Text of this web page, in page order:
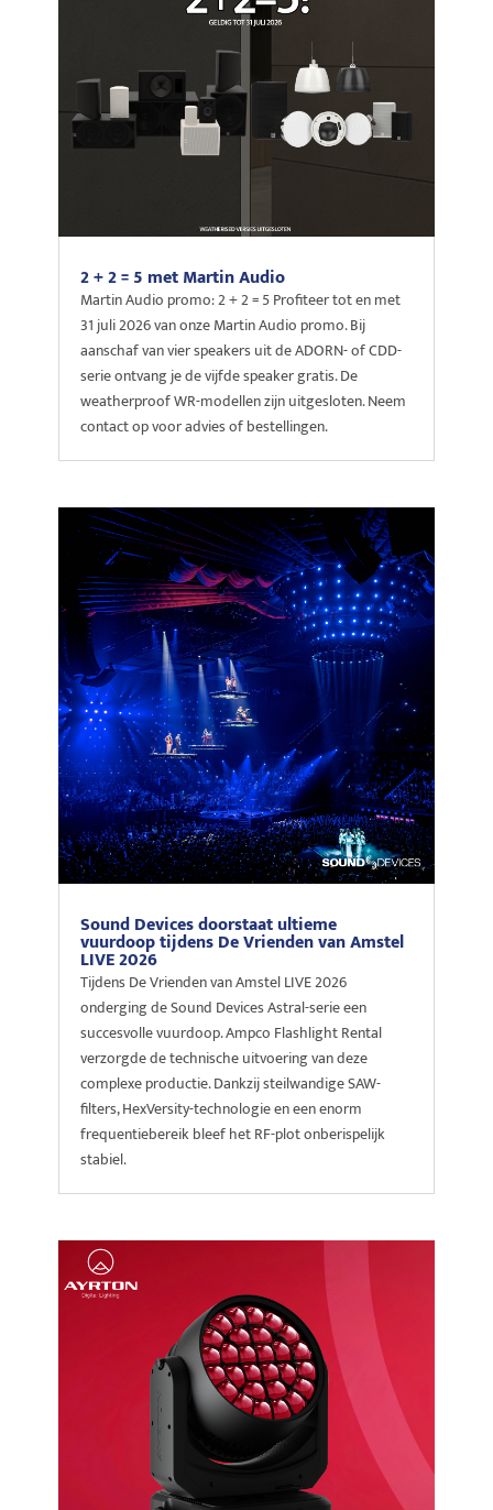
2 + 2 = 5 met Martin Audio
Martin Audio promo: 2 + 2 = 5 Profiteer tot en met
31 juli 2026 van onze Martin Audio promo. Bij
aanschaf van vier speakers uit de ADORN- of CDD-
serie ontvang je de vijfde speaker gratis. De
weatherproof WR-modellen zijn uitgesloten. Neem
contact op voor advies of bestellingen.
Sound Devices doorstaat ultieme
vuurdoop tijdens De Vrienden van Amstel
LIVE 2026
Tijdens De Vrienden van Amstel LIVE 2026
onderging de Sound Devices Astral-serie een
succesvolle vuurdoop. Ampco Flashlight Rental
verzorgde de technische uitvoering van deze
complexe productie. Dankzij steilwandige SAW-
filters, HexVersity-technologie en een enorm
frequentiebereik bleef het RF-plot onberispelijk
stabiel.